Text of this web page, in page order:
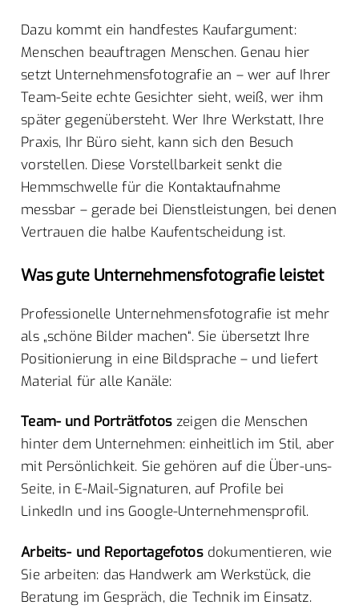
Dazu kommt ein handfestes Kaufargument:
Menschen beauftragen Menschen. Genau hier
setzt Unternehmensfotografie an – wer auf Ihrer
Team-Seite echte Gesichter sieht, weiß, wer ihm
später gegenübersteht. Wer Ihre Werkstatt, Ihre
Praxis, Ihr Büro sieht, kann sich den Besuch
vorstellen. Diese Vorstellbarkeit senkt die
Hemmschwelle für die Kontaktaufnahme
messbar – gerade bei Dienstleistungen, bei denen
Vertrauen die halbe Kaufentscheidung ist.
Was gute Unternehmensfotografie leistet
Professionelle Unternehmensfotografie ist mehr
als „schöne Bilder machen“. Sie übersetzt Ihre
Positionierung in eine Bildsprache – und liefert
Material für alle Kanäle:
Team- und Porträtfotoszeigen die Menschen
hinter dem Unternehmen: einheitlich im Stil, aber
mit Persönlichkeit. Sie gehören auf die Über-uns-
Seite, in E-Mail-Signaturen, auf Profile bei
LinkedIn und ins Google-Unternehmensprofil.
Arbeits- und Reportagefotosdokumentieren, wie
Sie arbeiten: das Handwerk am Werkstück, die
Beratung im Gespräch, die Technik im Einsatz.